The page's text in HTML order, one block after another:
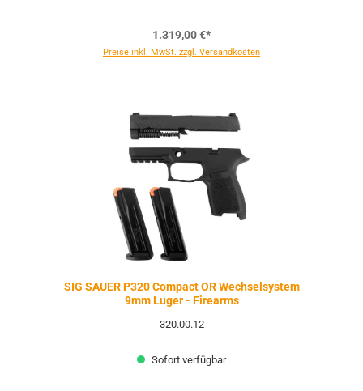
1.319,00 €*
Preise inkl. MwSt. zzgl. Versandkosten
SIG SAUER P320 Compact OR Wechselsystem
9mm Luger - Firearms
320.00.12
Sofort verfügbar